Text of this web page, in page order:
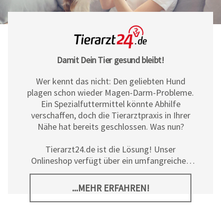
Damit Dein Tier gesund bleibt!
Wer kennt das nicht: Den geliebten Hund
plagen schon wieder Magen-Darm-Probleme.
Ein Spezialfuttermittel könnte Abhilfe
verschaffen, doch die Tierarztpraxis in Ihrer
Nähe hat bereits geschlossen. Was nun?
Tierarzt24.de ist die Lösung! Unser
Onlineshop verfügt über ein umfangreiches
Sortiment an Diät- und
Ergänzungsfuttermitteln, Pflegeprodukten
sowie allerlei tierischem Zubehör für Hunde,
Katzen und Pferde. Neben den hochwertigen
...MEHR ERFAHREN!